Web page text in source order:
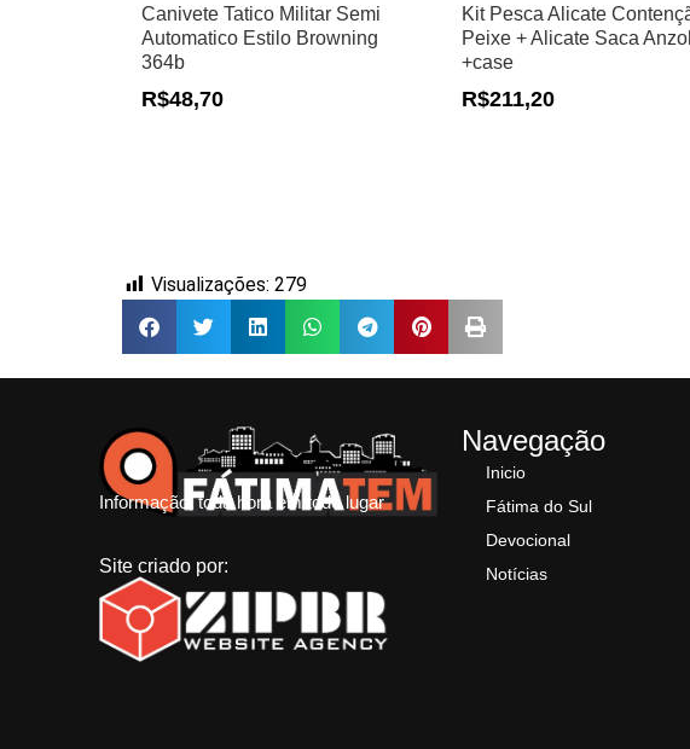
Canivete Tatico Militar Semi
Automatico Estilo Browning
364b
R$48,70
Kit Pesca Alicate
Peixe + Alicate Saca Anzol
+case
R$211,20
Visualizações: 279
Informação, toda hora em todo lugar
Site criado por:
Navegação
Inicio
Fátima do Sul
Devocional
Notícias